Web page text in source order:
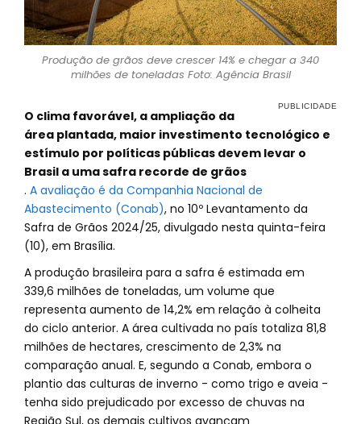
Produção de grãos deve crescer 14% e chegar a 340
milhões de toneladas Foto: Agência Brasil
O clima favorável, a ampliação da
área plantada, maior investimento tecnológico e
estímulo por políticas públicas devem levar o
Brasil a uma safra recorde de grãos
. A avaliação é da Companhia Nacional de
Abastecimento (Conab), no 10º Levantamento da
Safra de Grãos 2024/25, divulgado nesta quinta-feira
(10), em Brasília.
A produção brasileira para a safra é estimada em
339,6 milhões de toneladas, um volume que
representa aumento de 14,2% em relação à colheita
do ciclo anterior. A área cultivada no país totaliza 81,8
milhões de hectares, crescimento de 2,3% na
comparação anual. E, segundo a Conab, embora o
plantio das culturas de inverno - como trigo e aveia -
tenha sido prejudicado por excesso de chuvas na
Região Sul, os demais cultivos avançam